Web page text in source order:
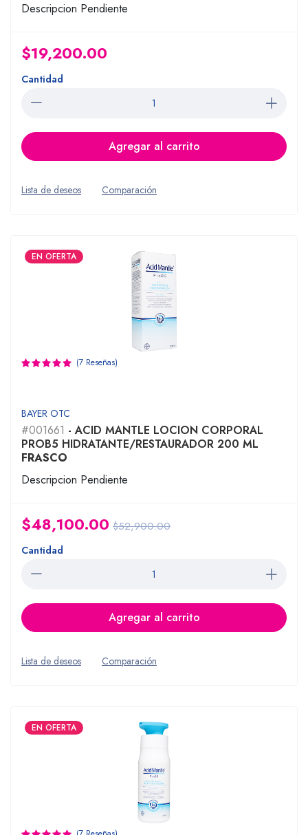
Descripcion Pendiente
$19,200.00
Cantidad
Agregar al carrito
Lista de deseos Comparación
EN OFERTA
(7 Reseñas)
BAYER OTC
#001661 - ACID MANTLE LOCION CORPORAL
PROB5 HIDRATANTE/RESTAURADOR 200 ML
FRASCO
Descripcion Pendiente
$48,100.00 $52,900.00
Cantidad
Agregar al carrito
Lista de deseos Comparación
EN OFERTA